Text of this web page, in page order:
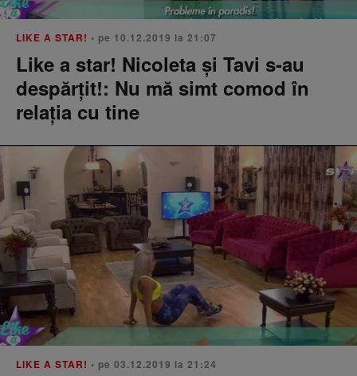
LIKE A STAR! • pe 10.12.2019 la 21:07
Like a star! Nicoleta și Tavi s-au
despărțit!: Nu mă simt comod în
relația cu tine
LIKE A STAR! • pe 03.12.2019 la 21:24